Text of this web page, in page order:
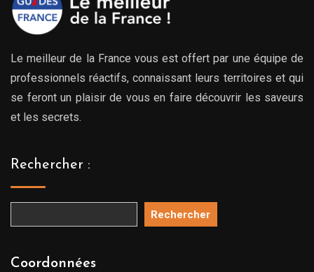
Le meilleur de la France vous est offert par une équipe de
professionnels réactifs, connaissant leurs territoires et qui
se feront un plaisir de vous en faire découvrir les saveurs
et les secrets.
Rechercher :
Rechercher
Coordonnées